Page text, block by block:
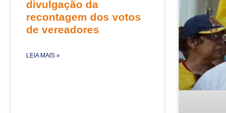
divulgação da
recontagem dos votos
de vereadores
LEIA MAIS »